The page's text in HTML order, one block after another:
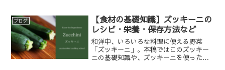
ブログ
【食材の基礎知識】ズッキーニの
レシピ・栄養・保存方法など
和洋中、いろいろな料理に使える野菜
「ズッキーニ」。本稿ではこのズッキー
ニの基礎知識や、ズッキーニを使ったお